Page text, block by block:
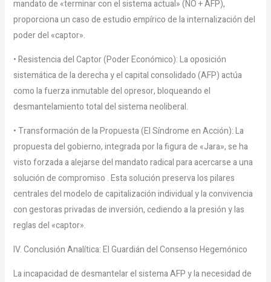
mandato de «terminar con el sistema actual» (NO + AFP),
proporciona un caso de estudio empírico de la internalización del
poder del «captor».
• Resistencia del Captor (Poder Económico): La oposición
sistemática de la derecha y el capital consolidado (AFP) actúa
como la fuerza inmutable del opresor, bloqueando el
desmantelamiento total del sistema neoliberal.
• Transformación de la Propuesta (El Síndrome en Acción): La
propuesta del gobierno, integrada por la figura de «Jara», se ha
visto forzada a alejarse del mandato radical para acercarse a una
solución de compromiso . Esta solución preserva los pilares
centrales del modelo de capitalización individual y la convivencia
con gestoras privadas de inversión, cediendo a la presión y las
reglas del «captor».
IV. Conclusión Analítica: El Guardián del Consenso Hegemónico
La incapacidad de desmantelar el sistema AFP y la necesidad de